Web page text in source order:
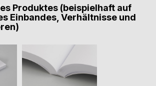
Produktes (beispielhaft auf
Einbandes, Verhältnisse und